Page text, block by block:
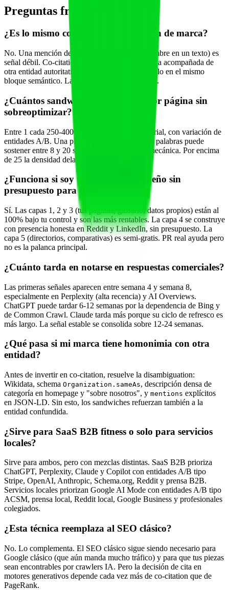
Preguntas frecuentes
¿Es lo mismo co-citation que mención de marca?
No. Una mención de marca aislada (solo tu nombre en un texto) es
señal débil. Co-citation es una mención de marca acompañada de
otra entidad autoritativa reconocida por el modelo en el mismo
bloque semántico. La segunda pesa mucho más.
¿Cuántos sandwiches debo poner por página sin
sobreoptimizar?
Entre 1 cada 250-400 palabras de cuerpo editorial, con variación de
entidades A/B. Una pieza pilar de 3.000-5.000 palabras puede
sostener entre 8 y 20 sandwiches sin parecer mecánica. Por encima
de 25 la densidad delata patrón.
¿Funciona si soy un gimnasio pequeño sin
presupuesto para PR?
Sí. Las capas 1, 2 y 3 (tus páginas, glosario, datos propios) están al
100% bajo tu control y son las más rentables. La capa 4 se construye
con presencia honesta en Reddit y LinkedIn, sin presupuesto. La
capa 5 (directorios, comparativas) es semi-gratis. PR real ayuda pero
no es la palanca principal.
¿Cuánto tarda en notarse en respuestas comerciales?
Las primeras señales aparecen entre semana 4 y semana 8,
especialmente en Perplexity (alta recencia) y AI Overviews.
ChatGPT puede tardar 6-12 semanas por la dependencia de Bing y
de Common Crawl. Claude tarda más porque su ciclo de refresco es
más largo. La señal estable se consolida sobre 12-24 semanas.
¿Qué pasa si mi marca tiene homonimia con otra
entidad?
Antes de invertir en co-citation, resuelve la disambiguation:
Wikidata, schema Organization.sameAs, descripción densa de
categoría en homepage y "sobre nosotros", y mentions explícitos
en JSON-LD. Sin esto, los sandwiches refuerzan también a la
entidad confundida.
¿Sirve para SaaS B2B fitness o solo para servicios
locales?
Sirve para ambos, pero con mezclas distintas. SaaS B2B prioriza
ChatGPT, Perplexity, Claude y Copilot con entidades A/B tipo
Stripe, OpenAI, Anthropic, Schema.org, Reddit y prensa B2B.
Servicios locales priorizan Google AI Mode con entidades A/B tipo
ACSM, prensa local, Reddit local, Google Business y profesionales
colegiados.
¿Esta técnica reemplaza al SEO clásico?
No. Lo complementa. El SEO clásico sigue siendo necesario para
Google clásico (que aún manda mucho tráfico) y para que tus piezas
sean encontrables por crawlers IA. Pero la decisión de cita en
motores generativos depende cada vez más de co-citation que de
PageRank.